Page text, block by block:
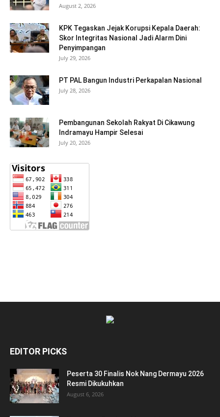
August 2, 2026
KPK Tegaskan Jejak Korupsi Kepala Daerah:
Skor Integritas Nasional Jadi Alarm Dini
Penyimpangan
July 29, 2026
PT PAL Bangun Industri Perkapalan Nasional
July 28, 2026
Pembangunan Sekolah Rakyat Di Cikawung
Indramayu Hampir Selesai
July 20, 2026
EDITOR PICKS
Peserta 30 Finalis Nok Nang Dermayu 2026
Resmi Dikukuhkan
August 6, 2026